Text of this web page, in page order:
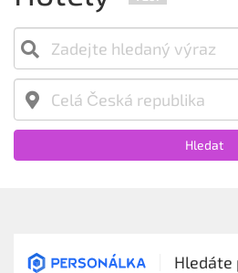
Hledat
Hledáte